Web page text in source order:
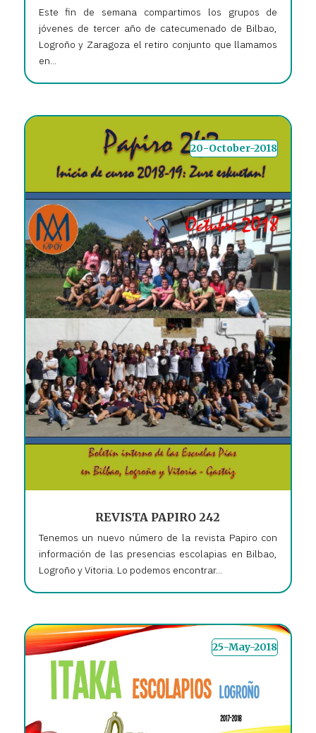
Este fin de semana compartimos los grupos de
jóvenes de tercer año de catecumenado de Bilbao,
Logroño y Zaragoza el retiro conjunto que llamamos
en...
REVISTA PAPIRO 242
20-October-2018
Tenemos un nuevo número de la revista Papiro con
información de las presencias escolapias en Bilbao,
Logroño y Vitoria. Lo podemos encontrar...
25-May-2018